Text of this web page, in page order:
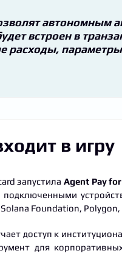
автономным
встроен в
расходы,
в игру
запустилаAgent Pay
Foundation, Polygon,
доступ к
для